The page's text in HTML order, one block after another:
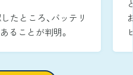
たところ、バッテリ
ることが判明。